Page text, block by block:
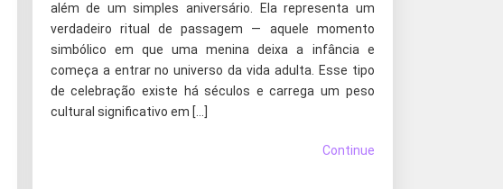
além de um simples aniversário. Ela representa um
verdadeiro ritual de passagem — aquele momento
simbólico em que uma menina deixa a infância e
começa a entrar no universo da vida adulta. Esse tipo
de celebração existe há séculos e carrega um peso
cultural significativo em […]
Continue